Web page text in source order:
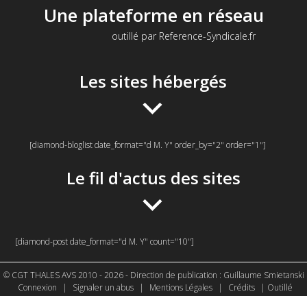
Une plateforme en réseau
outillé par Reference-Syndicale.fr
Les sites hébergés
[diamond-bloglist date_format="d M. Y" order_by="2" order="1"]
Le fil d'actus des sites
[diamond-post date_format="d M. Y" count="10"]
© CGT THALES AVS 2010 - 2026 - Direction de publication : Guillaume Smietanski
Connexion
| Signaler un abus | Mentions Légales | Crédits
| Outillé